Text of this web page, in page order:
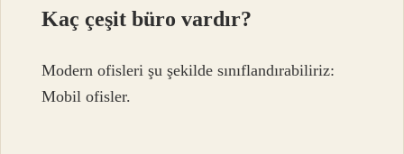
Kaç çeşit büro vardır?
Modern ofisleri şu şekilde sınıflandırabiliriz:
Mobil ofisler.